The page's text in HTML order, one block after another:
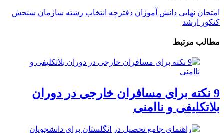
امتحان نهایی دانش آموزان دفترچه انتخاب رشته‌ سازمان سنجش
کنکور ارشد
مطالب مرتبط
9 نکته برای مسافران خارجی در دوران
بلاتکلیفی و ناامنی